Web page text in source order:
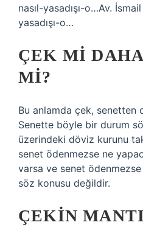
nasıl-yasadışı-o…Av.
yasadışı-o…
ÇEK MI
MI?
Bu anlamda çek, senetten
Senette böyle bir durum
üzerindeki döviz kurunu
senet ödenmezse ne
varsa ve senet
söz konusu değildir.
ÇEKIN